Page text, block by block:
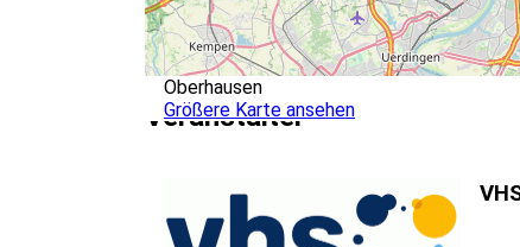
Oberhausen
Größere Karte ansehen
Veranstalter